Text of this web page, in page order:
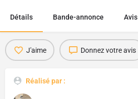
Détails Bande-annonce Avis
J'aime Donnez votre avis
Réalisé par :